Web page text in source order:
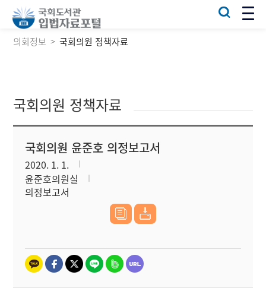
의회정보 국회의원 정책자료
국회의원 정책자료
국회의원 윤준호 의정보고서
2020. 1. 1.
윤준호의원실
의정보고서